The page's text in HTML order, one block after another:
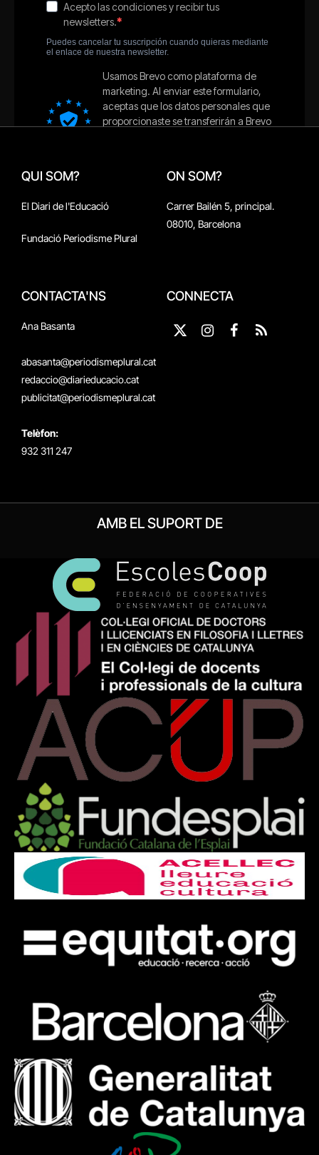
QUI SOM?
El Diari de l'Educació
Fundació Periodisme Plural
ON SOM?
Carrer Bailén 5, principal.
08010, Barcelona
CONTACTA'NS
Ana Basanta
abasanta@periodismeplural.cat
redaccio@diarieducacio.cat
publicitat@periodismeplural.cat
Telèfon:
932 311 247
CONNECTA
X
InstagramFacebook
RSS
AMB EL SUPORT DE